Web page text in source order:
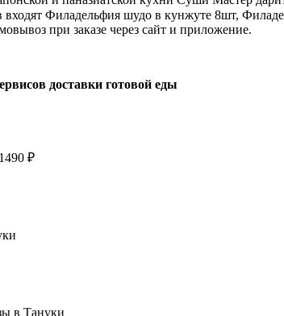
Филадельфия шудо в кунжуте 8шт,
при заказе через сайт и приложение.
доставки готовой еды
₽
в Тануки